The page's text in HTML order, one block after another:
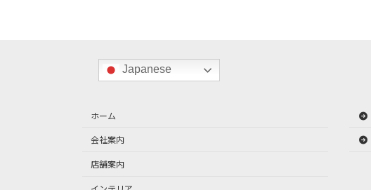
送
Japanese
ホーム
会社案内
店舗案内